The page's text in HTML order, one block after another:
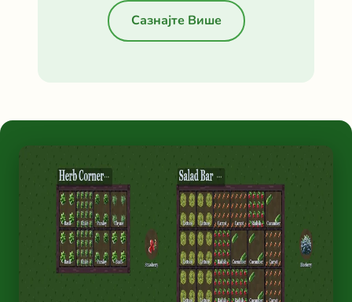
Сазнајте Више